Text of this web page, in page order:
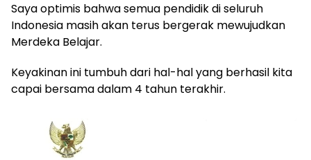
Saya optimis bahwa semua pendidik di seluruh
Indonesia masih akan terus bergerak mewujudkan
Merdeka Belajar.
Keyakinan ini tumbuh dari hal-hal yang berhasil kita
capai bersama dalam 4 tahun terakhir.